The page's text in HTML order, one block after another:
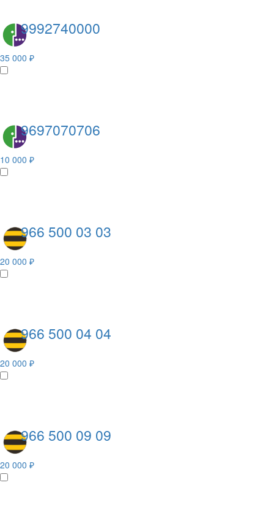
9992740000
35 000 ₽
9697070706
10 000 ₽
966 500 03 03
20 000 ₽
966 500 04 04
20 000 ₽
966 500 09 09
20 000 ₽